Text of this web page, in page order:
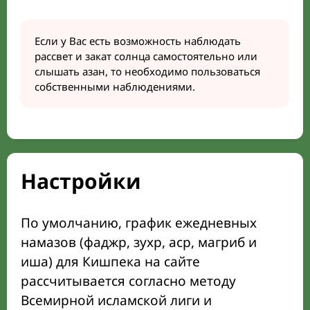
Если у Вас есть возможность наблюдать
рассвет и закат солнца самостоятельно или
слышать азан, то необходимо пользоваться
собственными наблюдениями.
Настройки
По умолчанию, график ежедневных
намазов (фаджр, зухр, аср, магриб и
иша) для Кишпека на сайте
рассчитывается согласно методу
Всемирной исламской лиги и